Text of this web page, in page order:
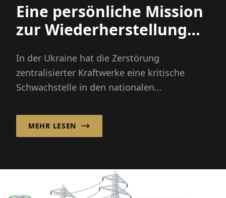
Eine persönliche Mission
zur Wiederherstellung
In der Ukraine hat die Zerstörung
zentralisierter Kraftwerke eine kritische
Schwachstelle in den nationalen
MEHR LESEN